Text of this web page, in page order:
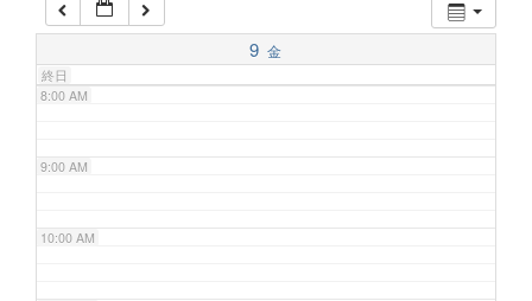
9 金
終日
7:00 AM
8:00 AM
9:00 AM
10:00 AM